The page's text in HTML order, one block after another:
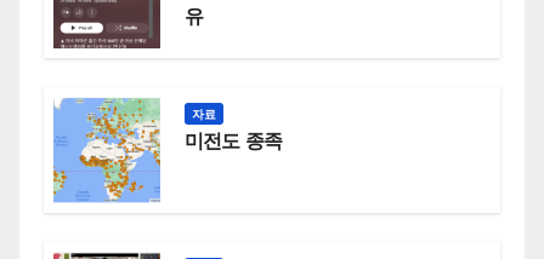
유
자료
미전도 종족